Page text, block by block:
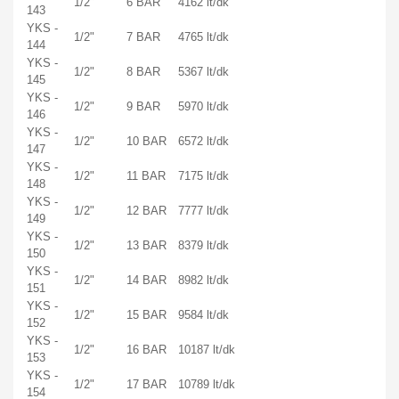
143
YKS -
144
1/2" 7 BAR
4765 lt/dk
YKS -
145
1/2" 8 BAR
5367 lt/dk
YKS -
146
1/2" 9 BAR
5970 lt/dk
YKS -
147
1/2" 10 BAR
6572 lt/dk
YKS -
148
1/2" 11 BAR
7175 lt/dk
YKS -
149
1/2" 12 BAR
7777 lt/dk
YKS -
150
1/2" 13 BAR
8379 lt/dk
YKS -
151
1/2" 14 BAR
8982 lt/dk
YKS -
152
1/2" 15 BAR
9584 lt/dk
YKS -
153
1/2" 16 BAR
10187 lt/dk
YKS -
154
1/2" 17 BAR 10789 lt/dk